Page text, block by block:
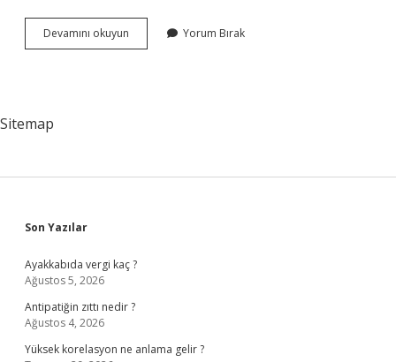
Devamını okuyun
Argo
Yorum Bırak
Sitemap
Sidebar
Son Yazılar
Ayakkabıda vergi kaç ?
Ağustos 5, 2026
Antipatiğin zıttı nedir ?
Ağustos 4, 2026
Yüksek korelasyon ne anlama gelir ?